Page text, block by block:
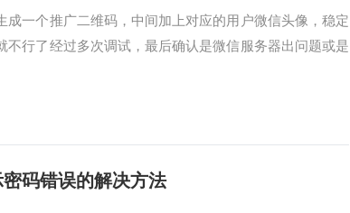
一个推广二维码，中间加上对应的用户微信头像，稳定
行了经过多次调试，最后确认是微信服务器出问题或是
码错误的解决方法